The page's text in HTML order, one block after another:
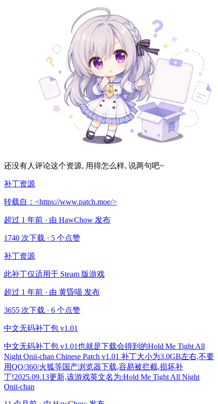
还没有人评论这个资源, 用得怎么样, 说两句吧~
补丁资源
转载自：<https://www.patch.moe/>
超过 1 年前 · 由 HawChow 发布
1740 次下载 · 5 个点赞
补丁资源
此补丁仅适用于 Steam 版游戏
超过 1 年前 · 由 黄昏喵 发布
3655 次下载 · 6 个点赞
中文无码补丁包 v1.01
中文无码补丁包 v1.01也就是下载会得到的Hold Me Tight All
Night Onii-chan Chinese Patch v1.01 补丁大小为3.0GB左右,不要
用QQ/360/火狐等国产浏览器下载,容易被拦截,损坏补
丁!2025.09.13更新,该游戏英文名为:Hold Me Tight All Night
Onii-chan